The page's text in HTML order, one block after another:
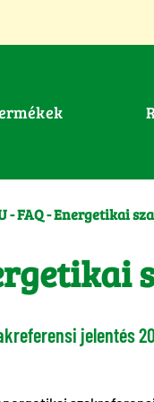
- FAQ - Energetikai
jelentés